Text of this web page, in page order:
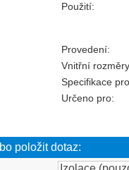
Použití:
Provedení:
Vnitřní
Specifikace
Určeno pro:
položit dotaz: